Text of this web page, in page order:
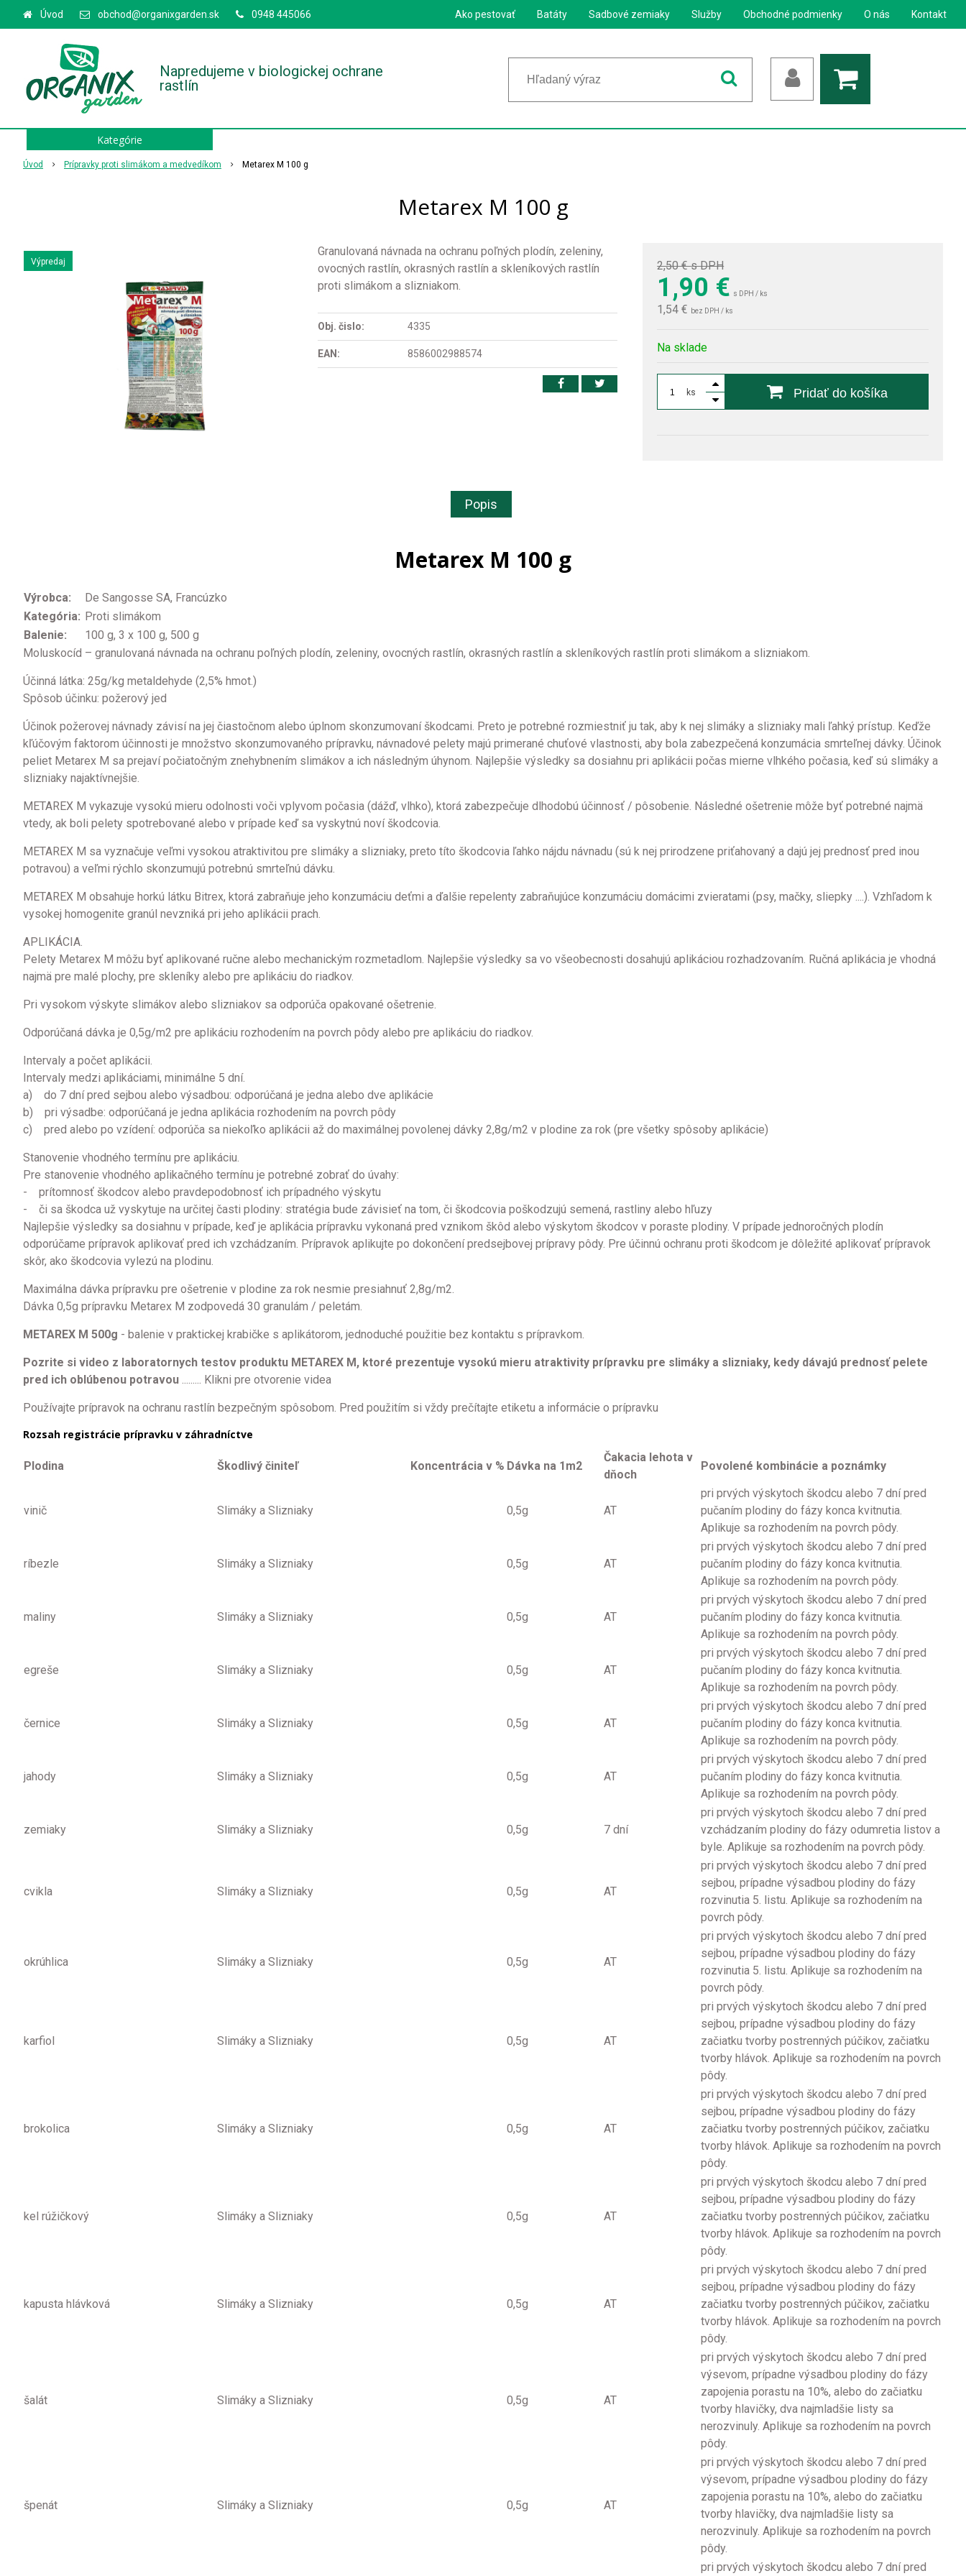
Napredujeme v biologickej ochrane
rastlín
Úvod obchod@organixgarden.sk 0948 445066 Ako pestovať Batáty Sadbové zemiaky Služby Obchodné podmienky O nás Kontakt
Úvod Prípravky proti slimákom a medvedíkom Metarex M 100 g
Metarex M 100 g
Výpredaj 2,50 €s DPH
1,90 € s DPH / ks
1,54 € bez DPH / ks
Na sklade
ks Pridať do košíka
Granulovaná návnada na ochranu poľných plodín, zeleniny,
ovocných rastlín, okrasných rastlín a skleníkových rastlín
proti slimákom a slizniakom.
Obj. čislo: 4335
EAN: 8586002988574
Popis
Metarex M 100 g
Výrobca:
De Sangosse SA, Francúzko
Kategória: Proti slimákom
Balenie:
100 g, 3 x 100 g, 500 g
Moluskocíd – granulovaná návnada na ochranu poľných plodín, zeleniny, ovocných rastlín, okrasných rastlín a skleníkových rastlín proti slimákom a slizniakom.
Účinná látka: 25g/kg metaldehyde (2,5% hmot.)
Spôsob účinku: požerový jed
Účinok požerovej návnady závisí na jej čiastočnom alebo úplnom skonzumovaní škodcami. Preto je potrebné rozmiestniť ju tak, aby k nej slimáky a slizniaky mali ľahký prístup. Keďže
kľúčovým faktorom účinnosti je množstvo skonzumovaného prípravku, návnadové pelety majú primerané chuťové vlastnosti, aby bola zabezpečená konzumácia smrteľnej dávky. Účinok
peliet Metarex M sa prejaví počiatočným znehybnením slimákov a ich následným úhynom. Najlepšie výsledky sa dosiahnu pri aplikácii počas mierne vlhkého počasia, keď sú slimáky a
slizniaky najaktívnejšie.
METAREX M vykazuje vysokú mieru odolnosti voči vplyvom počasia (dážď, vlhko), ktorá zabezpečuje dlhodobú účinnosť / pôsobenie. Následné ošetrenie môže byť potrebné najmä
vtedy, ak boli pelety spotrebované alebo v prípade keď sa vyskytnú noví škodcovia.
METAREX M sa vyznačuje veľmi vysokou atraktivitou pre slimáky a slizniaky, preto títo škodcovia ľahko nájdu návnadu (sú k nej prirodzene priťahovaný a dajú jej prednosť pred inou
potravou) a veľmi rýchlo skonzumujú potrebnú smrteľnú dávku.
METAREX M obsahuje horkú látku Bitrex, ktorá zabraňuje jeho konzumáciu deťmi a ďalšie repelenty zabraňujúce konzumáciu domácimi zvieratami (psy, mačky, sliepky ....). Vzhľadom k
vysokej homogenite granúl nevzniká pri jeho aplikácii prach.
APLIKÁCIA.
Pelety Metarex M môžu byť aplikované ručne alebo mechanickým rozmetadlom. Najlepšie výsledky sa vo všeobecnosti dosahujú aplikáciou rozhadzovaním. Ručná aplikácia je vhodná
najmä pre malé plochy, pre skleníky alebo pre aplikáciu do riadkov.
Pri vysokom výskyte slimákov alebo slizniakov sa odporúča opakované ošetrenie.
Odporúčaná dávka je 0,5g/m2 pre aplikáciu rozhodením na povrch pôdy alebo pre aplikáciu do riadkov.
Intervaly a počet aplikácii.
Intervaly medzi aplikáciami, minimálne 5 dní.
a) do 7 dní pred sejbou alebo výsadbou: odporúčaná je jedna alebo dve aplikácie
b) pri výsadbe: odporúčaná je jedna aplikácia rozhodením na povrch pôdy
c) pred alebo po vzídení: odporúča sa niekoľko aplikácii až do maximálnej povolenej dávky 2,8g/m2 v plodine za rok (pre všetky spôsoby aplikácie)
Stanovenie vhodného termínu pre aplikáciu.
Pre stanovenie vhodného aplikačného termínu je potrebné zobrať do úvahy:
- prítomnosť škodcov alebo pravdepodobnosť ich prípadného výskytu
- či sa škodca už vyskytuje na určitej časti plodiny: stratégia bude závisieť na tom, či škodcovia poškodzujú semená, rastliny alebo hľuzy
Najlepšie výsledky sa dosiahnu v prípade, keď je aplikácia prípravku vykonaná pred vznikom škôd alebo výskytom škodcov v poraste plodiny. V prípade jednoročných plodín
odporúčame prípravok aplikovať pred ich vzchádzaním. Prípravok aplikujte po dokončení predsejbovej prípravy pôdy. Pre účinnú ochranu proti škodcom je dôležité aplikovať prípravok
skôr, ako škodcovia vylezú na plodinu.
Maximálna dávka prípravku pre ošetrenie v plodine za rok nesmie presiahnuť 2,8g/m2.
Dávka 0,5g prípravku Metarex M zodpovedá 30 granulám / peletám.
METAREX M 500g - balenie v praktickej krabičke s aplikátorom, jednoduché použitie bez kontaktu s prípravkom.
Pozrite si video z laboratornych testov produktu METAREX M, ktoré prezentuje vysokú mieru atraktivity prípravku pre slimáky a slizniaky, kedy dávajú prednosť pelete
pred ich oblúbenou potravou ......... Klikni pre otvorenie videa
Používajte prípravok na ochranu rastlín bezpečným spôsobom. Pred použitím si vždy prečítajte etiketu a informácie o prípravku
Rozsah registrácie prípravku v záhradníctve
Plodina Škodlivý činiteľ Koncentrácia v % Dávka na 1m2
Čakacia lehota v
dňoch
Povolené kombinácie a poznámky
vinič Slimáky a Slizniaky 0,5g AT
pri prvých výskytoch škodcu alebo 7 dní pred
pučaním plodiny do fázy konca kvitnutia.
Aplikuje sa rozhodením na povrch pôdy.
ríbezle Slimáky a Slizniaky 0,5g AT
pri prvých výskytoch škodcu alebo 7 dní pred
pučaním plodiny do fázy konca kvitnutia.
Aplikuje sa rozhodením na povrch pôdy.
maliny Slimáky a Slizniaky 0,5g AT
pri prvých výskytoch škodcu alebo 7 dní pred
pučaním plodiny do fázy konca kvitnutia.
Aplikuje sa rozhodením na povrch pôdy.
egreše Slimáky a Slizniaky 0,5g AT
pri prvých výskytoch škodcu alebo 7 dní pred
pučaním plodiny do fázy konca kvitnutia.
Aplikuje sa rozhodením na povrch pôdy.
černice Slimáky a Slizniaky 0,5g AT
pri prvých výskytoch škodcu alebo 7 dní pred
pučaním plodiny do fázy konca kvitnutia.
Aplikuje sa rozhodením na povrch pôdy.
jahody Slimáky a Slizniaky 0,5g AT
pri prvých výskytoch škodcu alebo 7 dní pred
pučaním plodiny do fázy konca kvitnutia.
Aplikuje sa rozhodením na povrch pôdy.
zemiaky Slimáky a Slizniaky 0,5g 7 dní
pri prvých výskytoch škodcu alebo 7 dní pred
vzchádzaním plodiny do fázy odumretia listov a
byle. Aplikuje sa rozhodením na povrch pôdy.
cvikla Slimáky a Slizniaky 0,5g AT
pri prvých výskytoch škodcu alebo 7 dní pred
sejbou, prípadne výsadbou plodiny do fázy
rozvinutia 5. listu. Aplikuje sa rozhodením na
povrch pôdy.
okrúhlica Slimáky a Slizniaky 0,5g AT
pri prvých výskytoch škodcu alebo 7 dní pred
sejbou, prípadne výsadbou plodiny do fázy
rozvinutia 5. listu. Aplikuje sa rozhodením na
povrch pôdy.
karfiol Slimáky a Slizniaky 0,5g AT
pri prvých výskytoch škodcu alebo 7 dní pred
sejbou, prípadne výsadbou plodiny do fázy
začiatku tvorby postrenných púčikov, začiatku
tvorby hlávok. Aplikuje sa rozhodením na povrch
pôdy.
brokolica Slimáky a Slizniaky 0,5g AT
pri prvých výskytoch škodcu alebo 7 dní pred
sejbou, prípadne výsadbou plodiny do fázy
začiatku tvorby postrenných púčikov, začiatku
tvorby hlávok. Aplikuje sa rozhodením na povrch
pôdy.
kel rúžičkový Slimáky a Slizniaky 0,5g AT
pri prvých výskytoch škodcu alebo 7 dní pred
sejbou, prípadne výsadbou plodiny do fázy
začiatku tvorby postrenných púčikov, začiatku
tvorby hlávok. Aplikuje sa rozhodením na povrch
pôdy.
kapusta hlávková Slimáky a Slizniaky 0,5g AT
pri prvých výskytoch škodcu alebo 7 dní pred
sejbou, prípadne výsadbou plodiny do fázy
začiatku tvorby postrenných púčikov, začiatku
tvorby hlávok. Aplikuje sa rozhodením na povrch
pôdy.
šalát Slimáky a Slizniaky 0,5g AT
pri prvých výskytoch škodcu alebo 7 dní pred
výsevom, prípadne výsadbou plodiny do fázy
zapojenia porastu na 10%, alebo do začiatku
tvorby hlavičky, dva najmladšie listy sa
nerozvinuly. Aplikuje sa rozhodením na povrch
pôdy.
špenát Slimáky a Slizniaky 0,5g AT
pri prvých výskytoch škodcu alebo 7 dní pred
výsevom, prípadne výsadbou plodiny do fázy
zapojenia porastu na 10%, alebo do začiatku
tvorby hlavičky, dva najmladšie listy sa
nerozvinuly. Aplikuje sa rozhodením na povrch
pôdy.
pri prvých výskytoch škodcu alebo 7 dní pred
Kategórie